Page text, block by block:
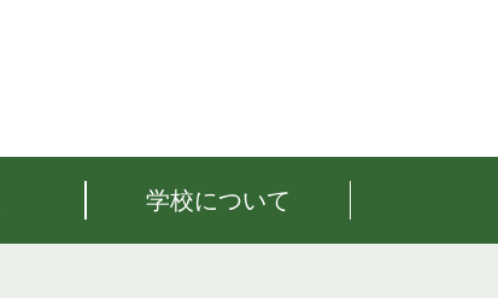
学校について